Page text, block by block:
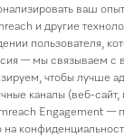
чашки
ваш
и другие
пользователя,
— мы связываем с
чтобы лучше
каналы (веб-
Engagement —
на